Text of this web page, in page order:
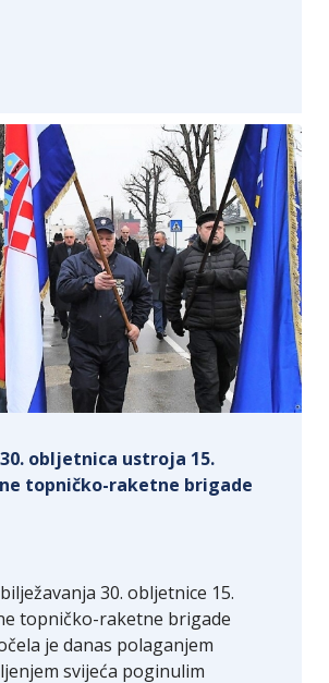
obljetnica ustroja 15.
topničko-raketne brigade
30. obljetnice 15.
topničko-raketne brigade
je danas polaganjem
svijeća poginulim